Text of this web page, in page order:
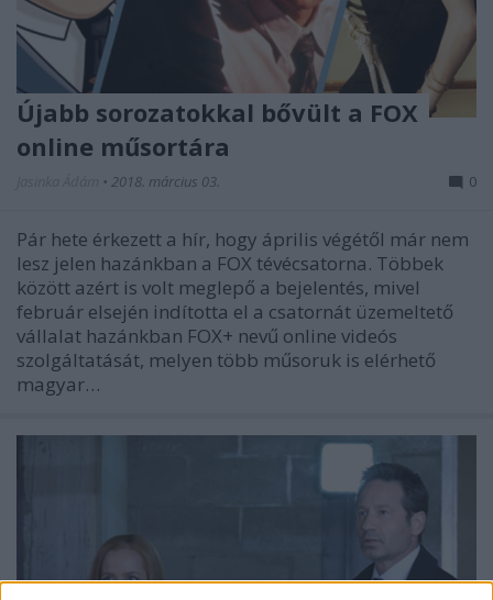
Újabb sorozatokkal bővült a FOX
online műsortára
• 2018. március 03. 0
Pár hete érkezett a hír, hogy április végétől már nem
lesz jelen hazánkban a FOX tévécsatorna. Többek
között azért is volt meglepő a bejelentés, mivel
február elsején indította el a csatornát üzemeltető
vállalat hazánkban FOX+ nevű online videós
szolgáltatását, melyen több műsoruk is elérhető
magyar…